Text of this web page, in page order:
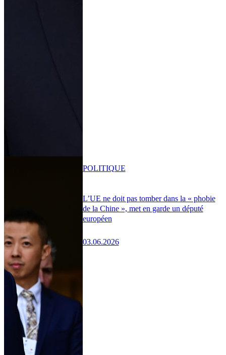
L’UE ne doit pas tomber dans la « phobie
de la Chine », met en garde un député
européen
03.06.2026
POLITIQUE